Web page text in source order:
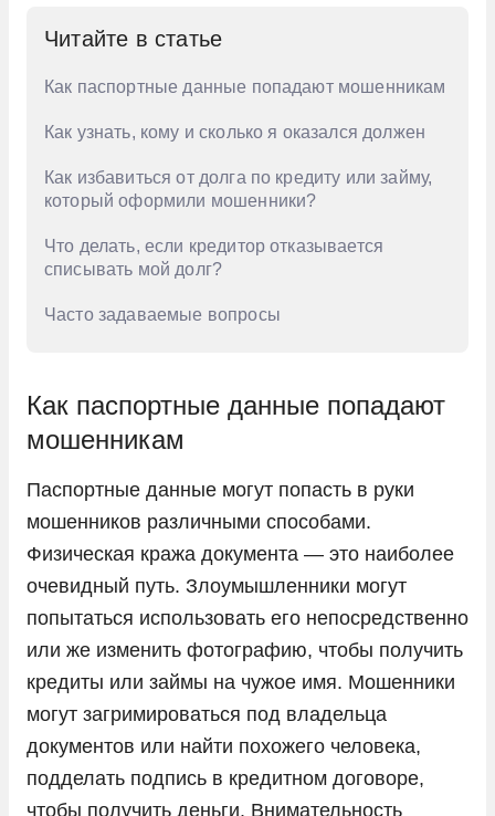
Читайте в статье
Как паспортные данные попадают мошенникам
Как узнать, кому и сколько я оказался должен
Как избавиться от долга по кредиту или займу,
который оформили мошенники?
Что делать, если кредитор отказывается
списывать мой долг?
Часто задаваемые вопросы
Как паспортные данные попадают
мошенникам
Паспортные данные могут попасть в руки
мошенников различными способами.
Физическая кража документа — это наиболее
очевидный путь. Злоумышленники могут
попытаться использовать его непосредственно
или же изменить фотографию, чтобы получить
кредиты или займы на чужое имя. Мошенники
могут загримироваться под владельца
документов или найти похожего человека,
подделать подпись в кредитном договоре,
чтобы получить деньги. Внимательность